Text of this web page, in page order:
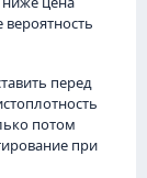
перед
потом
при